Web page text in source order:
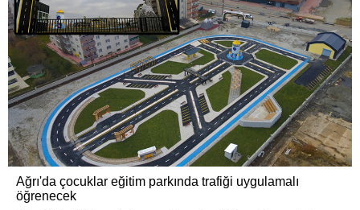
Ağrı'da çocuklar eğitim parkında trafiği uygulamalı
öğrenecek